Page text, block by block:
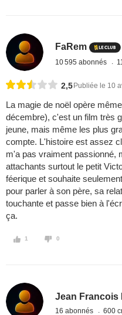
FaRem
10 595 abonnés
2,5 Publiée le 10
La magie de noël opère
décembre), c'est un film très
jeune, mais même les plus
compte. L'histoire est assez
m'a pas vraiment passionné,
attachants surtout le petit
féerique et souhaite
pour parler à son père, sa
touchante et passe bien à
ça.
1 0
Jean Francois
16 abonnés 600